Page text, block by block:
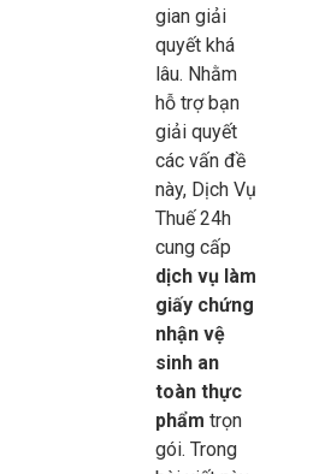
gian giải
quyết khá
lâu. Nhằm
hỗ trợ bạn
giải quyết
các vấn đề
này, Dịch Vụ
Thuế 24h
cung cấp
dịch vụ làm
giấy chứng
nhận vệ
sinh an
toàn thực
phẩm trọn
gói. Trong